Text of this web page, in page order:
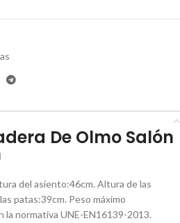
De Olmo Salón
del asiento:46cm. Altura de las
patas:39cm. Peso máximo
normativa UNE-EN16139-2013.